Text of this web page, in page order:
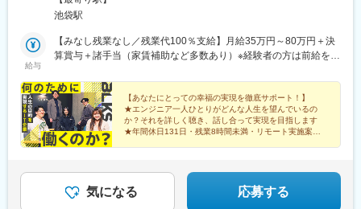
駅、大阪天満宮駅、西元町駅、計算科学センター駅、山陽明石
屋市営)、大門駅(愛知県)、矢田駅(愛知県)、上前津駅、栄町駅(愛
知県)、東別院駅、森下駅(愛知県)、車道駅、高岳駅、久屋大通
駅(長野県)、福井駅(福井県)、横川駅、市役所前駅(広島県)、宇都
宮駅東口駅、阿波富田駅、高松築港駅、高知駅前駅、仲御徒町
駅、立川南駅、北１２条駅、仙台駅(地下鉄)、日吉町駅、新浜松
駅、名鉄名古屋駅、新富町駅(富山県)、東梅田駅、三宮駅(神戸新
交通)、西川緑道公園駅、本通駅、旦過駅、桜町駅(長崎県)、九品
池山王駅、東池袋四丁目駅、西武新宿駅、六本木一丁目駅、日比
谷駅、西新宿五丁目駅、お台場海浜公園駅、永田町駅、参宮橋
駅、芝公園駅、田原町駅(東京都)、浅草橋駅、西大島駅、岩本町
辺駅、東福山駅、山口駅(山口県)、防府駅、吉成駅、丸亀駅、円座
駅、土橋駅(愛媛県)、知寄町二丁目駅、水城駅、新宮中央駅、笹原
駅、竹下駅、折尾駅、室見駅、門司駅、佐賀駅、道ノ尾駅、幸
駅、平成駅、竜田口駅、鶴崎駅、南大分駅、南延岡駅、日向住吉
楽園駅、荒尾駅(岐阜県)、長泉なめり駅、小池駅、名和駅(愛知
県)、前橋大島駅、藤代駅、羽犬塚駅、西新井大師西駅、信濃国分
寺駅、武蔵関駅、京成幕張駅、等々力駅、要町駅、志村坂上駅、
糀谷駅、尻手駅、センター北駅、長沼駅(静岡県)、はなみずき通
駅、大須観音駅、本郷駅(愛知県)、追分駅(三重県)、妙国寺前駅、
９階（アクセス）・JR・東京メトロ各線「池袋駅」東口より徒歩
池袋駅
給与
【みなし残業なし／残業代100％支給】月給35万円～80万円＋決
算賞与＋諸手当（家賃補助など多数あり）※経験者の方は前給を考
ほどの経験者も大歓迎です！【エンジニア還元率は70％】◆単価
の70％を給与や手当などに還元し、収入面でもご満足いただける
環境を整えています。【モデル年収例】★460万円/開発エンジニ
ア（Java / 詳細設計）★630万円/クラウドエンジニア（AWS / 設
計）★800万円/開発エンジニア（Java / 要件定義）
【あなたにとっての幸福の実現を徹底サポート！】
★エンジニア一人ひとりがどんな人生を望んでいるの
か？それを詳しく聴き、話し合って実現を目指します
★年間休日131日・残業8時間未満・リモート実施案件8
気になる 応募する